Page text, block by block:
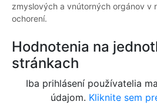
zmyslových a vnútorných orgánov v
ochorení.
Hodnotenia na
stránkach
Iba prihlásení používatelia
údajom. Kliknite sem